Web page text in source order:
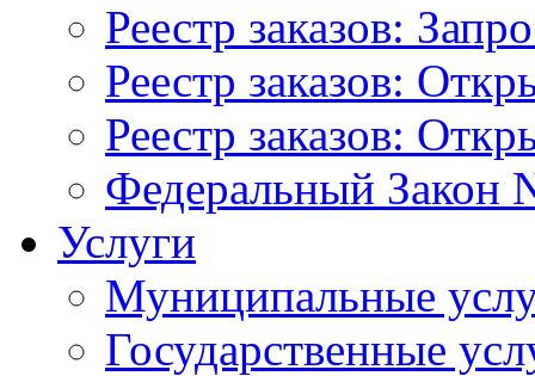
Реестр заказов:
Реестр заказов:
Реестр заказов:
Федеральный Закон
Услуги
Муниципальные
Государственные